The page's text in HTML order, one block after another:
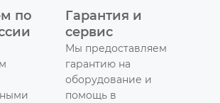
по
Гарантия и
сервис
Мы предоставляем
гарантию на
оборудование и
помощь в